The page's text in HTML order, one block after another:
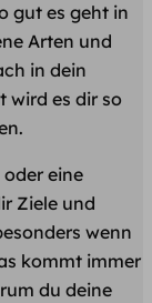
gut es geht in
Arten und
in dein
wird es dir so
eine
Ziele und
wenn
kommt immer
du deine